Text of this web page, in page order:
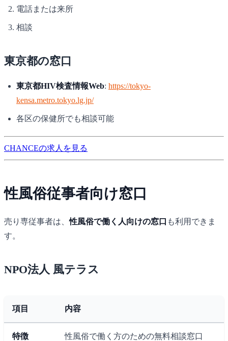
電話または来所
相談
東京都の窓口
東京都HIV検査情報Web: https://tokyo-
kensa.metro.tokyo.lg.jp/
各区の保健所でも相談可能
CHANCEの求人を見る
性風俗従事者向け窓口
売り専従事者は、性風俗で働く人向けの窓口 も利用できま
す。
NPO法人 風テラス
項目 内容
特徴 性風俗で働く方のための無料相談窓口